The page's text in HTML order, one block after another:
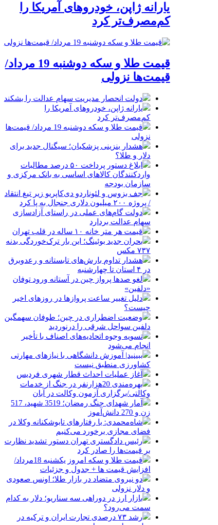
یارانه ژاپن، خودروهای آمریکا را
کم‌مصرف‌تر کرد
قیمت طلا و سکه دوشنبه 19 مرداد/
قیمت‌ها نزولی
دولت انحصار مدیریت سهام عدالت را بشکند
یارانه ژاپن، خودروهای آمریکا را
کم‌مصرف‌تر کرد
قیمت طلا و سکه دوشنبه 19 مرداد/ قیمت‌ها
نزولی
هشدار بنزینی پزشکیان؛ سیگنال جدید برای
دلار و طلا؟
ابلاغ دستور پرداخت ۵۰ درصد مطالبات
واردکنندگان کالاهای اساسی به بانک مرکزی و
سازمان بودجه
جف بزوس و لئوناردو دی‌کاپریو زیر تیغ انتقاد
/ پروژه ۲۰۰ میلیون دلاری جنجال به پا کرد
دولت گام‌های عملی در راستای آزادسازی
سهام عدالت بردارد
قیمت هر متر خانه ۱۰ ساله در قلب تهران
بحران جدید بوئینگ؛ این بار ترک‌خوردگی بدنه
۷۳۷ مکس
هشدار تداوم بارش‌های تابستانه و رعدوبرق
در ۴ استان تا چهارشنبه
لغو صدها پرواز چین در آستانه ورود توفان
«دلفین»
دلیل تغییر ساعت پروازها در روزهای اخیر
چیست؟
وضعیت اضطراری در چین؛ طوفان سهمگین
دلفین سواحل شرقی را درنوردید
تسویه وجوه اتحادیه‌های اصناف با تأخیر
انجام می‌شود
ببینید| آموزش دانشگاهی با نیازهای مهارتی
کشاورزی منطبق نیست
آغاز عملیات احداث قطار شهری فردیس
بهره‌مندی 20هزارنفر در جنگ از خدمات
وکالتی/برگزاری آزمون وکالت در آبان
آمار شهدای جنگ رمضان؛ 3519 شهید، 517
زن و 270 دانش‌آموز
شاه‌محمدی: با رفتارهای تابوشکنانه وکلا در
فضای مجازی برخورد می‌کنیم
رئیس دادگستری تهران دستور تشدید نظارت
بر قیمت‌ها را صادر کرد
قیمت طلا و سکه امروز یکشنبه 18مرداد/
افزایش قیمت ها + جدول و جزئیات
دو نیروی متضاد در بازار طلا؛ اونس صعودی
و دلار نزولی
بازار ارز در دوراهی سه سناریو؛ دلار به کدام
سمت می‌رود؟
رشد ۷۳ درصدی تجارت ایران و ترکیه در